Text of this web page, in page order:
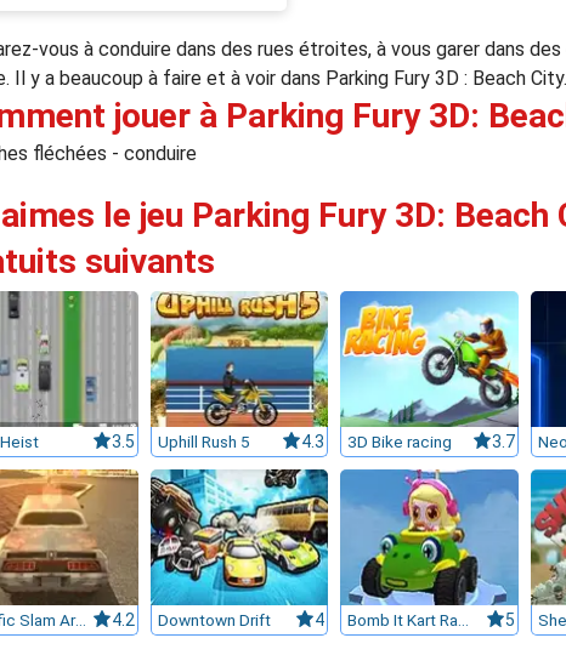
vous à conduire dans des rues étroites, à vous garer dans
Il y a beaucoup à faire et à voir dans Parking Fury 3D : Beach City.
jouer à Parking Fury 3D:
fléchées - conduire
le jeu Parking Fury 3D:
suivants
3.5 Uphill Rush 5 4.3 3D Bike racing 3.7
Traffic Slam Arena 4.2 Downtown Drift 4 Bomb It Kart Racer 5